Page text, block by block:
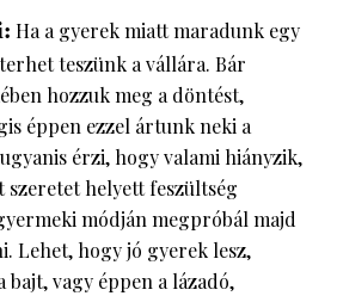
Ha a gyerek miatt maradunk egy
teszünk a vállára. Bár
hozzuk meg a döntést,
éppen ezzel ártunk neki a
érzi, hogy valami hiányzik,
szeretet helyett feszültség
módján megpróbál majd
Lehet, hogy jó gyerek lesz,
bajt, vagy éppen a lázadó,